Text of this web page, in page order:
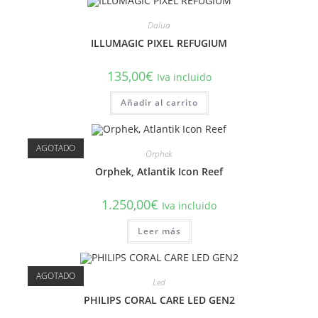
Dalua
ILLUMAGIC PIXEL REFUGIUM
135,00€ Iva incluido
Añadir al carrito
AGOTADO Orphek
Orphek, Atlantik Icon Reef
1.250,00€ Iva incluido
Leer más
AGOTADO Led
PHILIPS CORAL CARE LED GEN2